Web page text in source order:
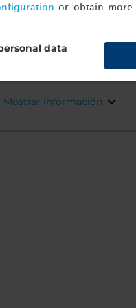
El hotel NH Madrid Ribera
partida desde el que
del río Manzanares,
Palacio Real y la Catedral
Mostrar información
or obtain
data